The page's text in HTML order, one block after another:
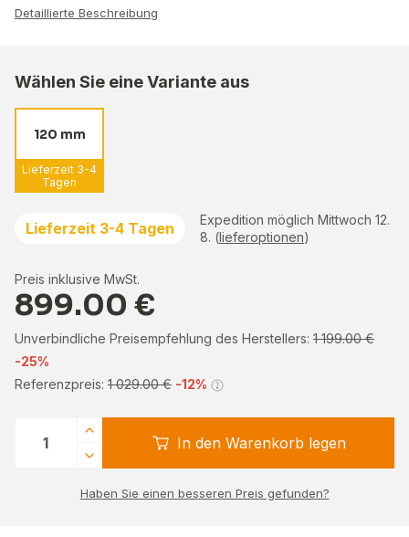
Detaillierte Beschreibung
Wählen Sie eine Variante aus
120 mm
Lieferzeit 3-4
Tagen
Lieferzeit 3-4 Tagen
Expedition möglich Mittwoch 12.
8. (lieferoptionen)
Preis inklusive MwSt.
899.00 €
Unverbindliche Preisempfehlung des Herstellers: 1 199.00 €
-25%
Referenzpreis: 1 029.00 € -12%
In den Warenkorb legen
Haben Sie einen besseren Preis gefunden?